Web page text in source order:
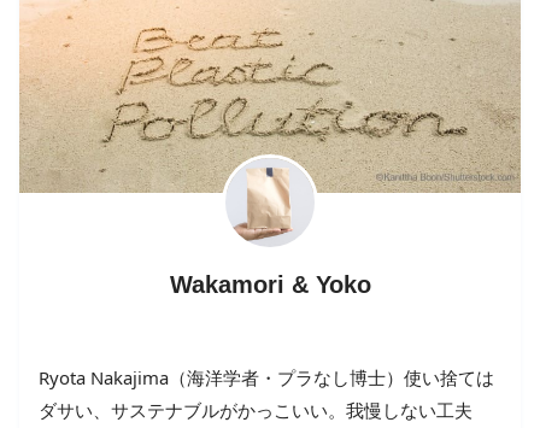
Wakamori & Yoko
Ryota Nakajima（海洋学者・プラなし博士）使い捨ては
ダサい、サステナブルがかっこいい。我慢しない工夫